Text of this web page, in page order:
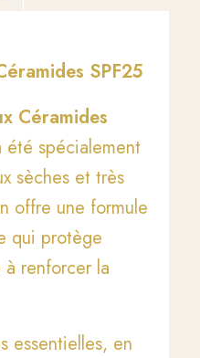
SPF25
Céramides
spécialement
sèches et très
offre une formule
qui protège
renforcer la
essentielles, en